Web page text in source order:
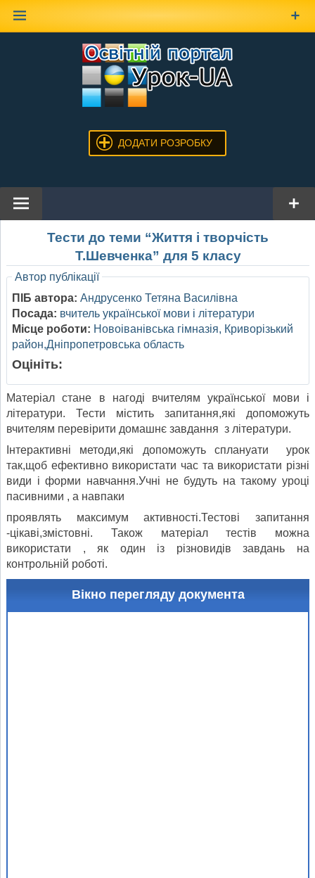
ДОДАТИ РОЗРОБКУ
Тести до теми “Життя і творчість
Т.Шевченка” для 5 класу
Автор публікації
ПІБ автора: Андрусенко Тетяна Василівна
Посада: вчитель української мови і літератури
Місце роботи: Новоіванівська гімназія, Криворізький
район,Дніпропетровська область
Оцініть:
Матеріал стане в нагоді вчителям української мови і
літератури. Тести містить запитання,які допоможуть
вчителям перевірити домашнє завдання з літератури.
Інтерактивні методи,які допоможуть сплануати урок
так,щоб ефективно використати час та використати різні
види і форми навчання.Учні не будуть на такому уроці
пасивними , а навпаки
проявлять максимум активності.Тестові запитання
-цікаві,змістовні. Також матеріал тестів можна
використати , як один із різновидів завдань на
контрольній роботі.
Вікно перегляду документа